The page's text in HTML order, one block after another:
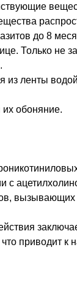
до 8
Только не
из ленты
обоняние.
с
вызывающих
приводит к